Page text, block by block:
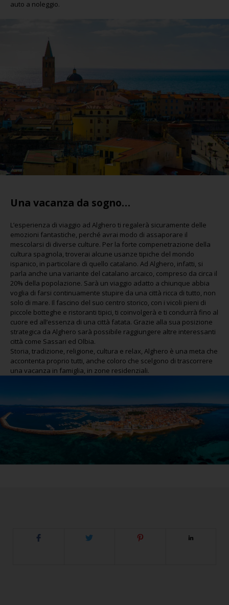
auto a noleggio.
Una vacanza da sogno…
L’esperienza di viaggio ad Alghero ti regalerà sicuramente delle
emozioni fantastiche, perché avrai modo di assaporare il
mescolarsi di diverse culture. Per la forte compenetrazione della
cultura spagnola, troverai alcune usanze tipiche del mondo
ispanico, in particolare di quello catalano. Ad Alghero, infatti, si
parla anche una variante del catalano arcaico, compreso da circa il
20% della popolazione. Sarà un viaggio adatto a chiunque abbia
voglia di farsi continuamente stupire da una città ricca di tutto, non
solo di mare. Il fascino del suo centro storico, con i vicoli pieni di
piccole botteghe e ristoranti tipici, ti coinvolgerà e ti condurrà fino al
cuore ed all’essenza di una città fatata. Grazie alla sua posizione
strategica da Alghero sarà possibile raggiungere altre interessanti
città come Sassari ed Olbia.
Storia, tradizione, religione, cultura e relax, Alghero è una meta che
accontenta proprio tutti, anche coloro che scelgono di trascorrere
una vacanza in famiglia, in zone residenziali.